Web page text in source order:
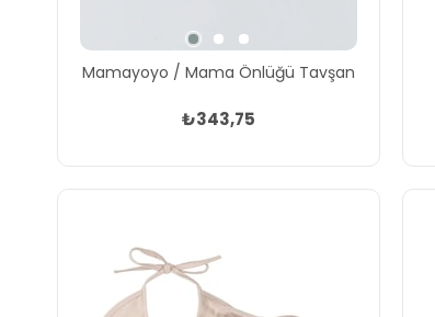
Mamayoyo / Mama Önlüğü Tavşan
₺343,75